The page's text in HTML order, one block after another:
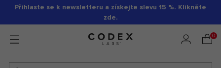
Přihlaste se k newsletteru a získejte slevu 15 %. Klikněte
zde.
0